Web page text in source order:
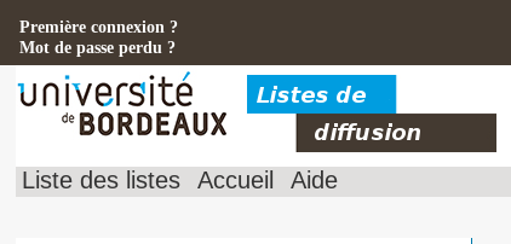
Première connexion ?
Mot de passe perdu ?
Liste des listes Accueil Aide